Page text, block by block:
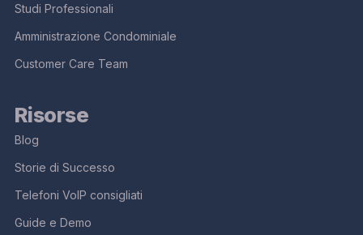
Studi Professionali
Amministrazione Condominiale
Customer Care Team
Risorse
Blog
Storie di Successo
Telefoni VoIP consigliati
Guide e Demo